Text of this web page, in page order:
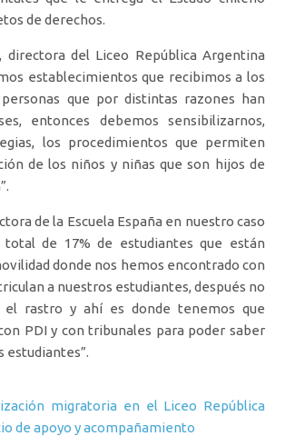
de derechos.
directora del Liceo República Argentina
establecimientos que recibimos a los
que por distintas razones han
entonces debemos sensibilizarnos,
los procedimientos que permiten
de los niños y niñas que son hijos de
de la Escuela España en nuestro caso
total de 17% de estudiantes que están
donde nos hemos encontrado con
a nuestros estudiantes, después no
el rastro y ahí es donde tenemos que
PDI y con tribunales para poder saber
estudiantes”.
de entradas
migratoria en el Liceo República
de apoyo y acompañamiento